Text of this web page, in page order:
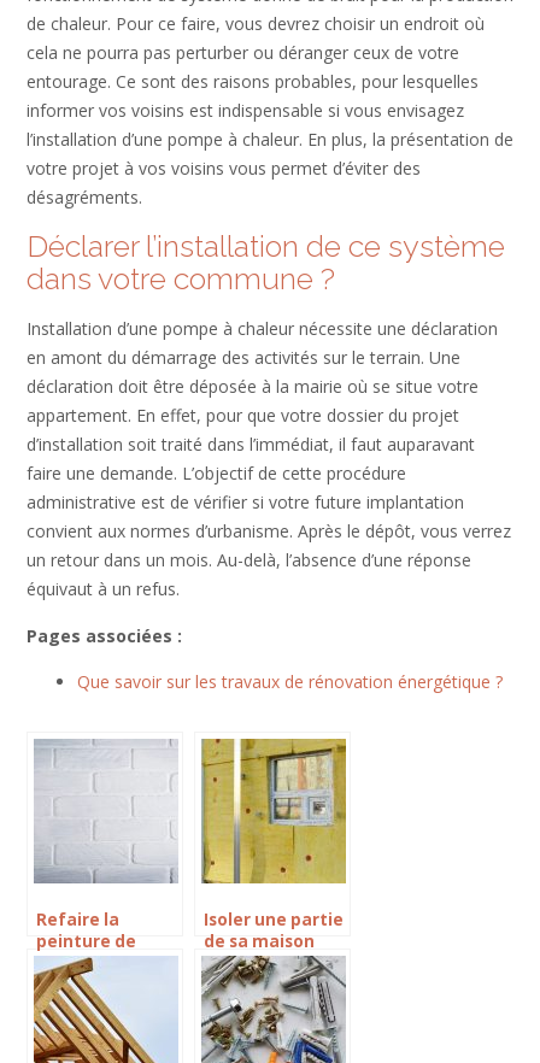
de chaleur. Pour ce faire, vous devrez choisir un endroit où
cela ne pourra pas perturber ou déranger ceux de votre
entourage. Ce sont des raisons probables, pour lesquelles
informer vos voisins est indispensable si vous envisagez
l’installation d’une pompe à chaleur. En plus, la présentation de
votre projet à vos voisins vous permet d’éviter des
désagréments.
Déclarer l’installation de ce système
dans votre commune ?
Installation d’une pompe à chaleur nécessite une déclaration
en amont du démarrage des activités sur le terrain. Une
déclaration doit être déposée à la mairie où se situe votre
appartement. En effet, pour que votre dossier du projet
d’installation soit traité dans l’immédiat, il faut auparavant
faire une demande. L’objectif de cette procédure
administrative est de vérifier si votre future implantation
convient aux normes d’urbanisme. Après le dépôt, vous verrez
un retour dans un mois. Au-delà, l’absence d’une réponse
équivaut à un refus.
Pages associées :
Que savoir sur les travaux de rénovation énergétique ?
Refaire la
peinture de
votre maison,
quel choix faire ?
Isoler une partie
de sa maison
non utiliser c’est
possible ?